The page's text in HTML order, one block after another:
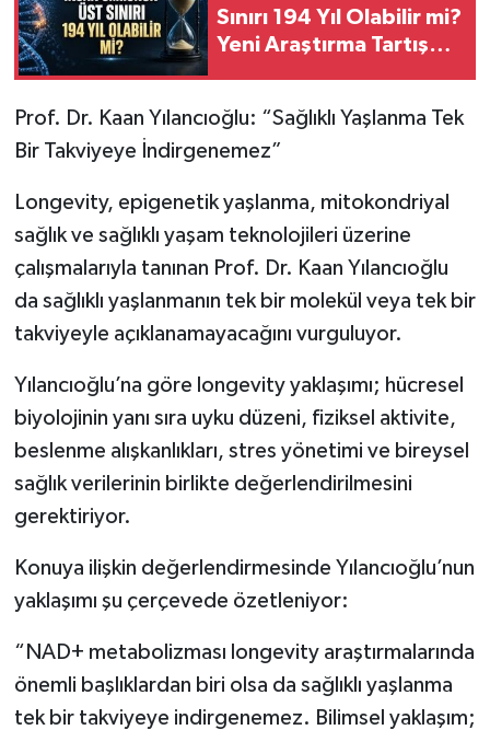
Sınırı 194 Yıl Olabilir mi?
Yeni Araştırma Tartışma
Prof. Dr. Kaan Yılancıoğlu: “Sağlıklı Yaşlanma Tek
Bir Takviyeye İndirgenemez”
Longevity, epigenetik yaşlanma, mitokondriyal
sağlık ve sağlıklı yaşam teknolojileri üzerine
çalışmalarıyla tanınan Prof. Dr. Kaan Yılancıoğlu
da sağlıklı yaşlanmanın tek bir molekül veya tek bir
takviyeyle açıklanamayacağını vurguluyor.
Yılancıoğlu’na göre longevity yaklaşımı; hücresel
biyolojinin yanı sıra uyku düzeni, fiziksel aktivite,
beslenme alışkanlıkları, stres yönetimi ve bireysel
sağlık verilerinin birlikte değerlendirilmesini
gerektiriyor.
Konuya ilişkin değerlendirmesinde Yılancıoğlu’nun
yaklaşımı şu çerçevede özetleniyor:
“NAD+ metabolizması longevity araştırmalarında
önemli başlıklardan biri olsa da sağlıklı yaşlanma
tek bir takviyeye indirgenemez. Bilimsel yaklaşım;